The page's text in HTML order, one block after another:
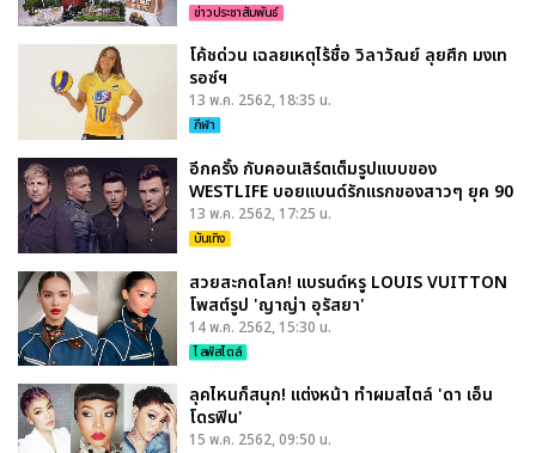
ข่าวประชาสัมพันธ์
โค้ชด่วน เฉลยเหตุไร้ชื่อ วิลาวัณย์ ลุยศึก มงเท
รอซ์ฯ
13 พ.ค. 2562, 18:35 น.
กีฬา
อีกครั้ง กับคอนเสิร์ตเต็มรูปแบบของ
WESTLIFE บอยแบนด์รักแรกของสาวๆ ยุค 90
13 พ.ค. 2562, 17:25 น.
บันเทิง
สวยสะกดโลก! แบรนด์หรู LOUIS VUITTON
โพสต์รูป 'ญาญ่า อุรัสยา'
14 พ.ค. 2562, 15:30 น.
ไลฟ์สไตล์
ลุคไหนก็สนุก! แต่งหน้า ทำผมสไตล์ 'ดา เอ็น
โดรฟิน'
15 พ.ค. 2562, 09:50 น.